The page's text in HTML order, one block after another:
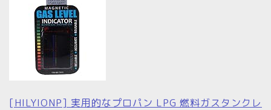
[HILYIONP] 実用的なプロパン LPG 燃料ガスタンクレ